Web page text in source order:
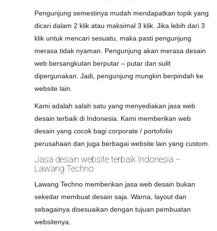
Pengunjung semestinya mudah mendapatkan topik yang
dicari dalam 2 klik atau maksimal 3 klik. Jika lebih dari 3
klik untuk mencari sesuatu, maka pasti pengunjung
merasa tidak nyaman. Pengunjung akan merasa desain
web bersangkutan berputar – putar dan sulit
dipergunakan. Jadi, pengunjung mungkin berpindah ke
website lain.
Kami adalah salah satu yang menyediakan jasa web
desain terbaik di Indonesia. Kami memberikan web
desain yang cocok bagi corporate / portofolio
perusahaan dan juga berbagai website lain yang custom.
Jasa desain website terbaik Indonesia –
Lawang Techno
Lawang Techno memberikan jasa web desain bukan
sekedar membuat desain saja. Warna, layout dan
sebagainya disesuaikan dengan tujuan pembuatan
websitenya.